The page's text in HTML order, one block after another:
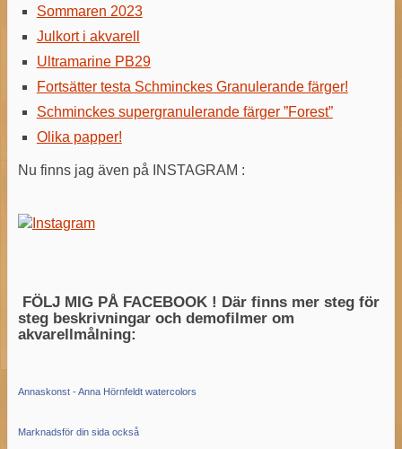
Sommaren 2023
Julkort i akvarell
Ultramarine PB29
Fortsätter testa Schminckes Granulerande färger!
Schminckes supergranulerande färger ”Forest”
Olika papper!
Nu finns jag även på INSTAGRAM :
FÖLJ MIG PÅ FACEBOOK ! Där finns mer steg för
steg beskrivningar och demofilmer om
akvarellmålning:
Annaskonst - Anna Hörnfeldt watercolors
Marknadsför din sida också